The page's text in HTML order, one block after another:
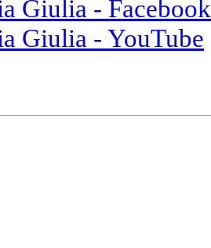
Giulia - Facebook
Giulia - YouTube